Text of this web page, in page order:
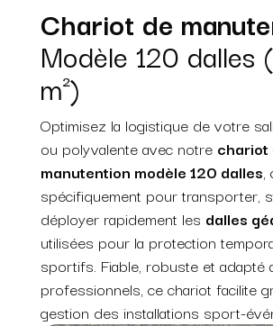
Chariot de
Modèle 120 dalles
m²)
Optimisez la logistique de votre
ou polyvalente avec notre chariot
manutention modèle 120 dalles,
spécifiquement pour transporter,
déployer rapidement les dalles
utilisées pour la protection
sportifs. Fiable, robuste et adapté
professionnels, ce chariot facilite
gestion des installations sport-